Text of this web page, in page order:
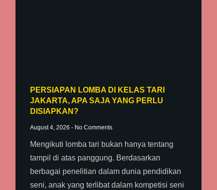
PERSIAPAN LOMBA DI KELAS TARI
JAKARTA, APA SAJA YANG PERLU
DISIAPKAN?
August 4, 2026 No Comments
Mengikuti lomba tari bukan hanya tentang
tampil di atas panggung. Berdasarkan
berbagai penelitian dalam dunia pendidikan
seni, anak yang terlibat dalam kompetisi seni